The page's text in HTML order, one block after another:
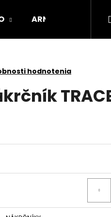
ARNOX
hodnotenia